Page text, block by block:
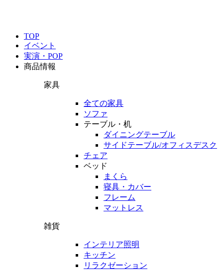
TOP
イベント
実演・POP
商品情報
家具
全ての家具
ソファ
テーブル・机
ダイニングテーブル
サイドテーブル/オフィスデスク
チェア
ベッド
まくら
寝具・カバー
フレーム
マットレス
雑貨
インテリア照明
キッチン
リラクゼーション